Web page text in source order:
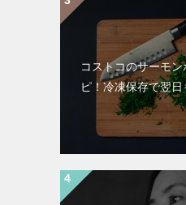
コストコのサーモ
ピ！冷凍保存で翌